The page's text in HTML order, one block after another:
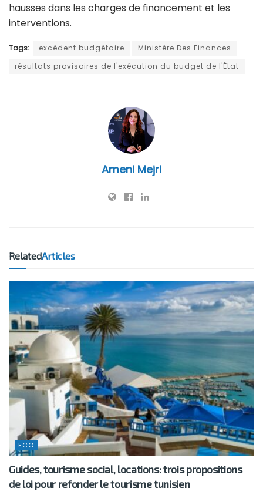
hausses dans les charges de financement et les
interventions.
Tags: excédent budgétaire
Ministère Des Finances
résultats provisoires de l'exécution du budget de l'État
Ameni Mejri
RelatedArticles
ECO
Guides, tourisme social, locations: trois propositions
de loi pour refonder le tourisme tunisien